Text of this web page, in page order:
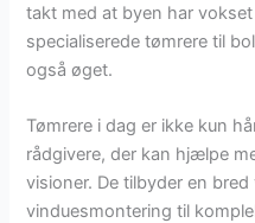
takt med at byen har
specialiserede tømrere til
også øget.
Tømrere i dag er ikke kun
rådgivere, der kan hjælpe
visioner. De tilbyder en
vinduesmontering til